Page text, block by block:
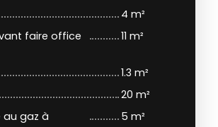
4 m²
faire office
11 m²
1.3 m²
20 m²
au gaz à
5 m²